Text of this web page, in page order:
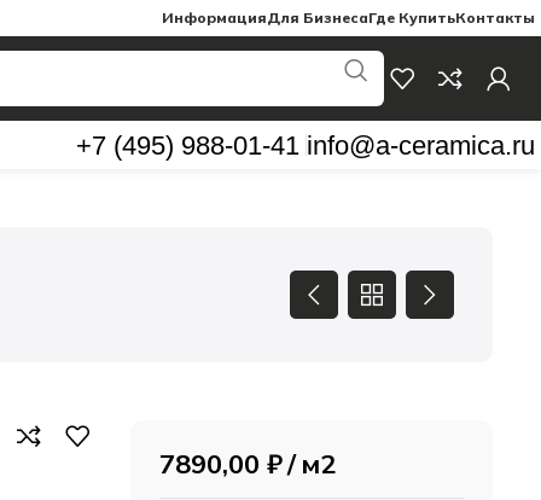
ИнформацияДля БизнесаГде КупитьКонтакты
+7 (495) 988-01-41 info@a-ceramica.ru
7890,00 ₽ м2